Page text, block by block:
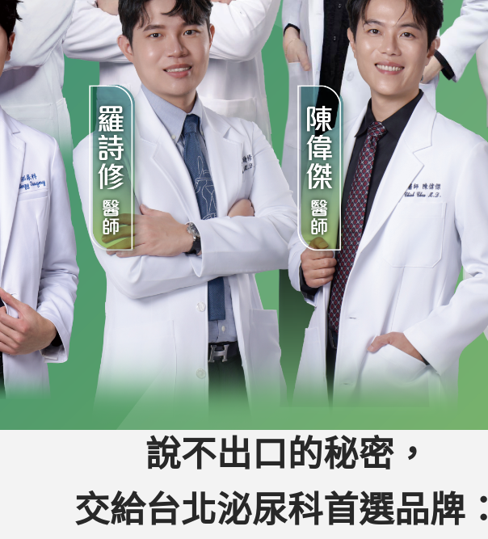
說不出口的秘密，
交給台北泌尿科首選品牌：